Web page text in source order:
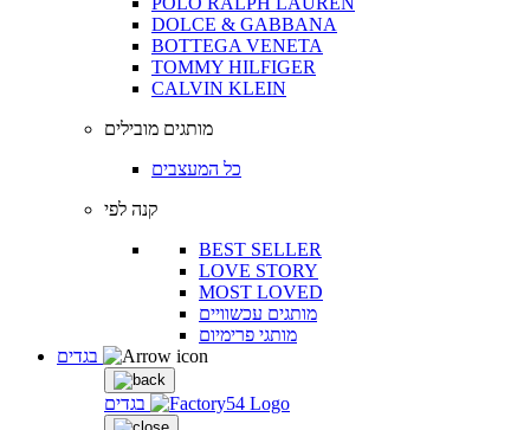
DOLCE & GABBANA
BOTTEGA VENETA
TOMMY HILFIGER
CALVIN KLEIN
מותגים מובילים
כל המעצבים
קנה לפי
BEST SELLER
LOVE STORY
MOST LOVED
מותגים עכשוויים
מותגי פרימיום
בגדים